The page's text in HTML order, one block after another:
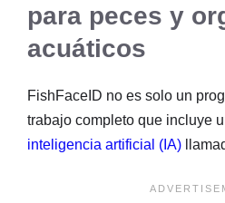
para peces y
acuáticos
FishFaceID no es solo un
trabajo completo que incluye
inteligencia artificial (IA)